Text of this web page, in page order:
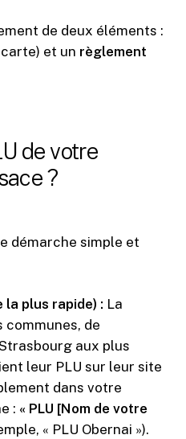
de deux éléments :
et un règlement
de votre
?
démarche simple et
la plus rapide) : La
communes, de
aux plus
leur PLU sur leur site
dans votre
: « PLU [Nom de votre
« PLU Obernai »).